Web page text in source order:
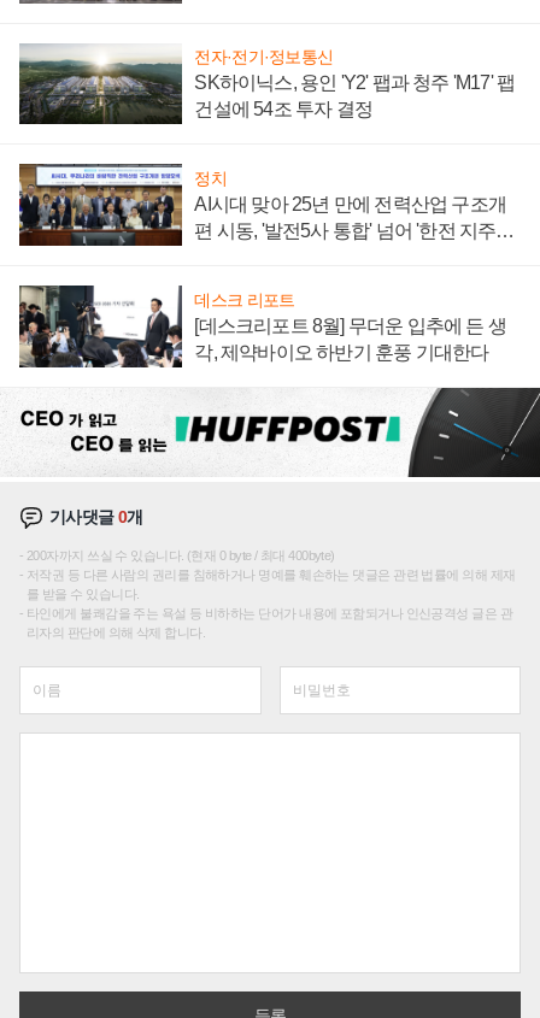
전자·전기·정보통신
SK하이닉스, 용인 'Y2' 팹과 청주 'M17' 팹
건설에 54조 투자 결정
정치
AI시대 맞아 25년 만에 전력산업 구조개
편 시동, '발전5사 통합' 넘어 '한전 지주사'
데스크 리포트
[데스크리포트 8월] 무더운 입추에 든 생
각, 제약바이오 하반기 훈풍 기대한다
기사댓글0개
200자까지 쓰실 수 있습니다. (현재 0 byte / 최대 400byte)
저작권 등 다른 사람의 권리를 침해하거나 명예를 훼손하는 댓글은 관련 법률에 의해 제재
를 받을 수 있습니다.
타인에게 불쾌감을 주는 욕설 등 비하하는 단어가 내용에 포함되거나 인신공격성 글은 관
리자의 판단에 의해 삭제 합니다.